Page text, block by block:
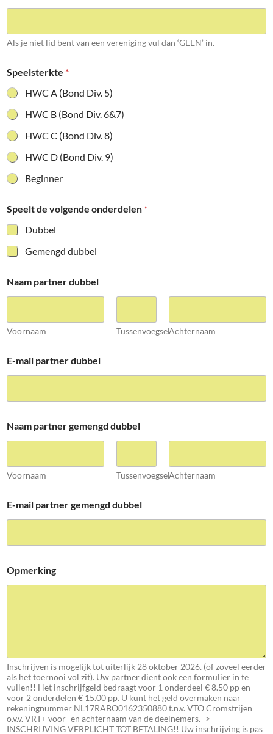
Als je niet lid bent van een vereniging vul dan ‘GEEN’ in.
Speelsterkte *
HWC A (Bond Div. 5)
HWC B (Bond Div. 6&7)
HWC C (Bond Div. 8)
HWC D (Bond Div. 9)
Beginner
Speelt de volgende onderdelen *
Dubbel
Gemengd dubbel
Naam partner dubbel
Voornaam TussenvoegselAchternaam
E-mail partner dubbel
Naam partner gemengd dubbel
Voornaam TussenvoegselAchternaam
E-mail partner gemengd dubbel
Opmerking
Inschrijven is mogelijk tot uiterlijk 28 oktober 2026. (of zoveel eerder
als het toernooi vol zit). Uw partner dient ook een formulier in te
vullen!! Het inschrijfgeld bedraagt voor 1 onderdeel € 8.50 pp en
voor 2 onderdelen € 15.00 pp. U kunt het geld overmaken naar
rekeningnummer NL17RABO0162350880 t.n.v. VTO Cromstrijen
o.v.v. VRT+ voor- en achternaam van de deelnemers. ->
INSCHRIJVING VERPLICHT TOT BETALING!! Uw inschrijving is pas